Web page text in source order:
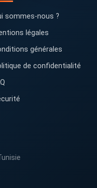
sommes-nous ?
légales
générales
de confidentialité